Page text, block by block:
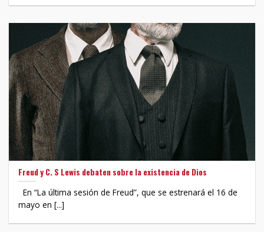
Freud y C. S Lewis debaten sobre la existencia de Dios
En “La última sesión de Freud”, que se estrenará el 16 de
mayo en [...]